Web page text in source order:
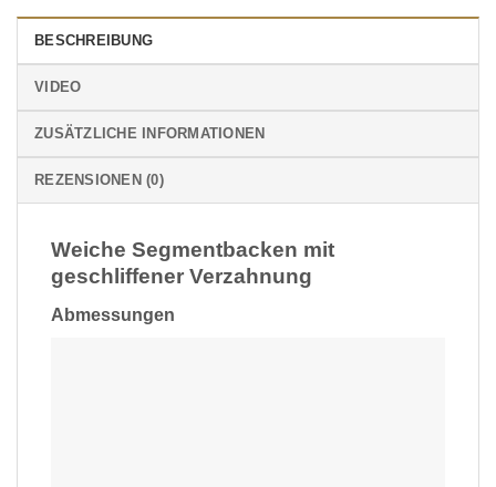
BESCHREIBUNG
VIDEO
ZUSÄTZLICHE INFORMATIONEN
REZENSIONEN (0)
Weiche Segmentbacken mit
geschliffener Verzahnung
Abmessungen